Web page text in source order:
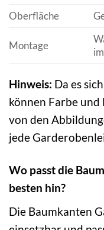
Oberfläche
Montage
Hinweis: Da es
können Farbe und
von den
jede
Wo passt die
besten hin?
Die Baumkanten